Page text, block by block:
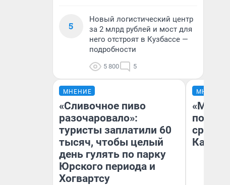
5
Новый логистический центр
за 2 млрд рублей и мост для
него отстроят в Кузбассе —
подробности
5 800 5
МНЕНИЕ
«Сливочное пиво
разочаровало»:
туристы заплатили 60
тысяч, чтобы целый
день гулять по парку
Юрского периода и
Хогвартсу
МНЕНИЕ